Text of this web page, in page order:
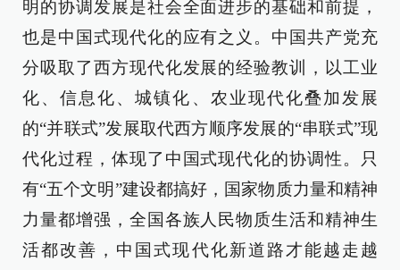
明的协调发展是社会全面进步的基础和前提，
也是中国式现代化的应有之义。中国共产党充
分吸取了西方现代化发展的经验教训，以工业
化、信息化、城镇化、农业现代化叠加发展
的“并联式”发展取代西方顺序发展的“串联式”现
代化过程，体现了中国式现代化的协调性。只
有“五个文明”建设都搞好，国家物质力量和精神
力量都增强，全国各族人民物质生活和精神生
活都改善，中国式现代化新道路才能越走越